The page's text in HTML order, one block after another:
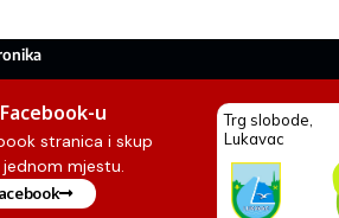
u
stranica i skup
jednom mjestu.